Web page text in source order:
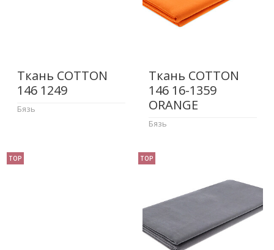
Ткань COTTON
146 1249
Бязь
Ткань COTTON
146 16-1359
ORANGE
Бязь
TOP TOP